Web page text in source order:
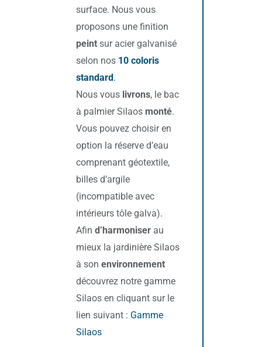
surface. Nous vous
proposons une finition
peint sur acier galvanisé
selon nos 10 coloris
standard.
Nous vous livrons, le bac
à palmier Silaos monté.
Vous pouvez choisir en
option la réserve d’eau
comprenant géotextile,
billes d’argile
(incompatible avec
intérieurs tôle galva).
Afin d’harmoniser au
mieux la jardinière Silaos
à son environnement
découvrez notre gamme
Silaos en cliquant sur le
lien suivant : Gamme
Silaos